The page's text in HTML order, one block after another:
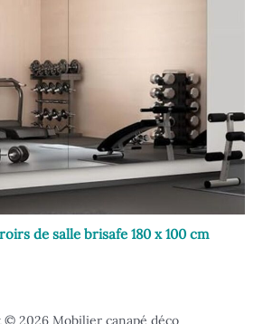
de salle brisafe 180 x 100 cm
© 2026 Mobilier canapé déco